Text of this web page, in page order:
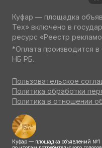
Куфар — площадка
Тех» включено в
ресурс «Реестр
*Оплата производится
НБ РБ.
Пользовательское
Политика обработки
Политика в отношении
Куфар — площадка объявлений №1